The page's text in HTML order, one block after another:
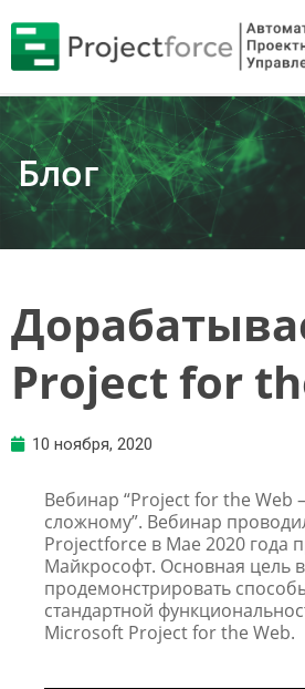
Блог
Project for
10 ноября, 2020
Вебинар “Project for the Web
сложному”. Вебинар
Projectforce в Мае 2020 года
Майкрософт. Основная цель
продемонстрировать
стандартной
Microsoft Project for the Web.